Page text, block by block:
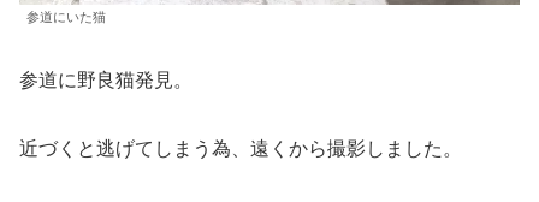
参道にいた猫
参道に野良猫発見。
近づくと逃げてしまう為、遠くから撮影しました。